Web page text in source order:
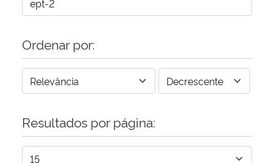
Ordenar por:
Resultados por página: